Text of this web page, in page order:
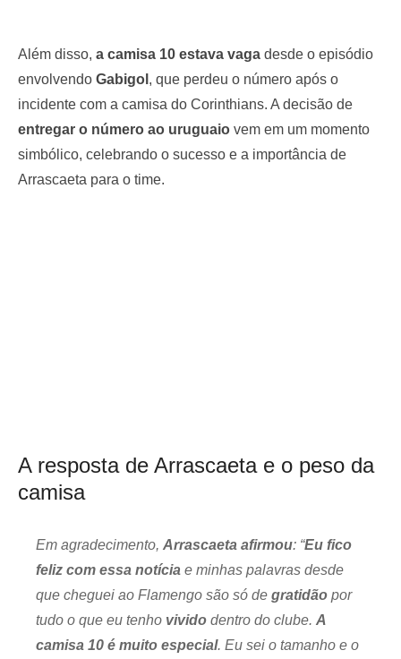
Além disso, a camisa 10 estava vaga desde o episódio
envolvendo Gabigol , que perdeu o número após o
incidente com a camisa do Corinthians. A decisão de
entregar o número ao uruguaio vem em um momento
simbólico, celebrando o sucesso e a importância de
Arrascaeta para o time.
A resposta de Arrascaeta e o peso da
camisa
Em agradecimento, Arrascaeta afirmou: “Eu fico
feliz com essa notícia e minhas palavras desde
que cheguei ao Flamengo são só de gratidão por
tudo o que eu tenho vivido dentro do clube. A
camisa 10 é muito especial. Eu sei o tamanho e o